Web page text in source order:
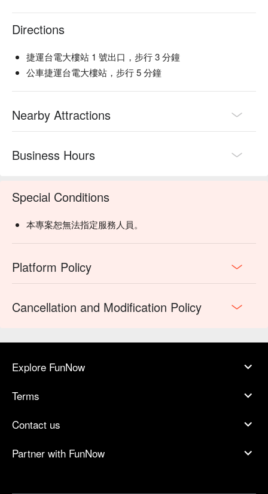
Directions
捷運台電大樓站 1 號出口，步行 3 分鐘
公車捷運台電大樓站，步行 5 分鐘
Nearby Attractions
Business Hours
Special Conditions
本專案恕無法指定服務人員。
Platform Policy
Cancellation and Modification Policy
Explore FunNow
Terms
Contact us
Partner with FunNow